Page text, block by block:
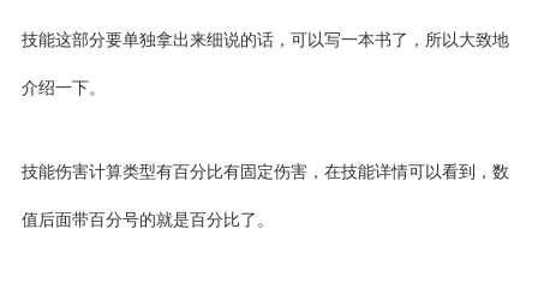
技能这部分要单独拿出来细说的话，可以写一本书了，所以大致地
介绍一下。
技能伤害计算类型有百分比有固定伤害，在技能详情可以看到，数
值后面带百分号的就是百分比了。